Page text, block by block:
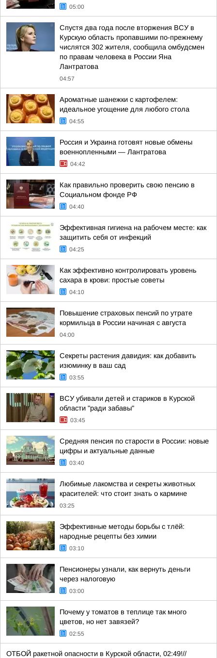
05:00
Спустя два года после вторжения ВСУ в
Курскую область пропавшими по-прежнему
числятся 302 жителя, сообщила омбудсмен
по правам человека в России Яна
Лантратова
04:57
Ароматные шанежки с картофелем:
идеальное угощение для любого стола
04:55
Россия и Украина готовят новые обмены
военнопленными — Лантратова
04:42
Как правильно проверить свою пенсию в
Социальном фонде РФ
04:40
Эффективная гигиена на рабочем месте: как
защитить себя от инфекций
04:25
Как эффективно контролировать уровень
сахара в крови: простые советы
04:10
Повышение страховых пенсий по утрате
кормильца в России начиная с августа
04:00
Секреты растения давидия: как добавить
изюминку в ваш сад
03:55
ВСУ убивали детей и стариков в Курской
области "ради забавы"
03:45
Средняя пенсия по старости в России: новые
цифры и актуальные данные
03:40
Любимые лакомства и секреты животных
красителей: что стоит знать о кармине
03:25
Эффективные методы борьбы с тлёй:
народные рецепты без химии
03:10
Пенсионеры узнали, как вернуть деньги
через налоговую
03:00
Почему у томатов в теплице так много
цветов, но нет завязей?
02:55
ОТБОЙ ракетной опасности в Курской области, 02:49!//